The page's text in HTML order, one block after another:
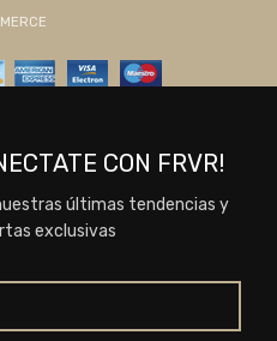
CON FRVR!
últimas tendencias y
exclusivas